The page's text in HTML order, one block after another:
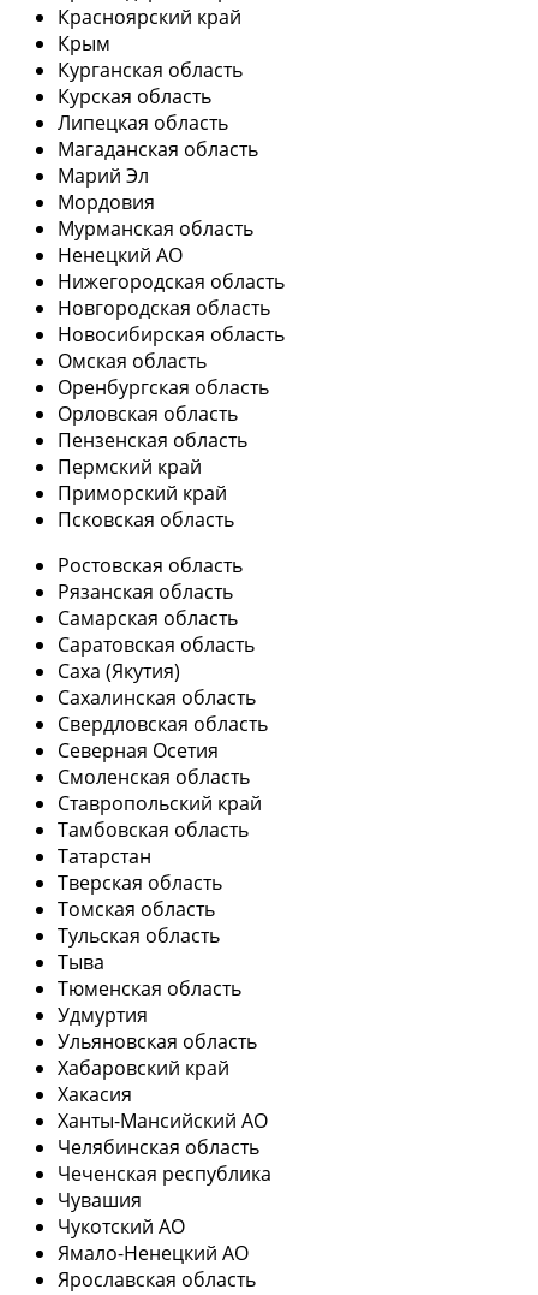
Красноярский край
Крым
Курганская область
Курская область
Липецкая область
Магаданская область
Марий Эл
Мордовия
Мурманская область
Ненецкий АО
Нижегородская область
Новгородская область
Новосибирская область
Омская область
Оренбургская область
Орловская область
Пензенская область
Пермский край
Приморский край
Псковская область
Ростовская область
Рязанская область
Самарская область
Саратовская область
Саха (Якутия)
Сахалинская область
Свердловская область
Северная Осетия
Смоленская область
Ставропольский край
Тамбовская область
Татарстан
Тверская область
Томская область
Тульская область
Тыва
Тюменская область
Удмуртия
Ульяновская область
Хабаровский край
Хакасия
Ханты-Мансийский АО
Челябинская область
Чеченская республика
Чувашия
Чукотский АО
Ямало-Ненецкий АО
Ярославская область